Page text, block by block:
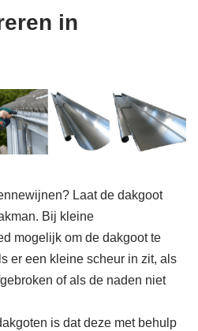
in
Laat de dakgoot
Bij kleine
mogelijk om de dakgoot te
er een kleine scheur in zit, als
of als de naden niet
is dat deze met behulp